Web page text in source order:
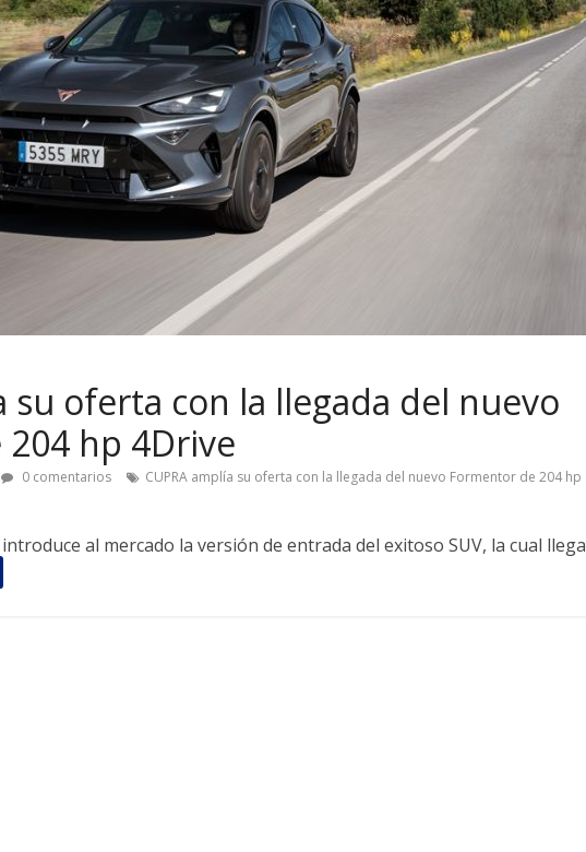
su oferta con la llegada del nuevo
hp 4Drive
0 comentarios
CUPRA amplía su oferta con la llegada del nuevo Formentor de 204 hp
al mercado la versión de entrada del exitoso SUV, la cual llega